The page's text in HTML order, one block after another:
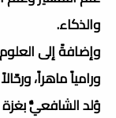
والذكاء.
وإضافةً إلى
ورامياً ماهراً،